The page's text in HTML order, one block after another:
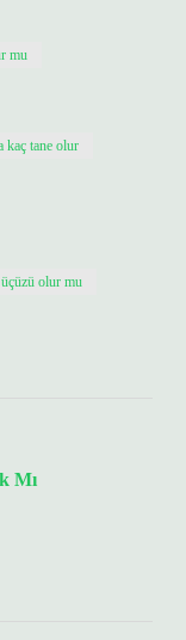
mu
kaç tane olur
olur mu
Mı